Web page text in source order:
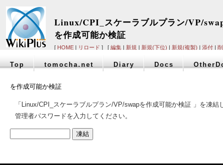
Linux/CPI_スケーラブルプラン/VP/
を作成可能か検証
[ HOME | リロード ] [ 編集 | 新規 | 新規(下位) | 新規(複製) | 添付 |
Top tomocha.net Diary Docs
を作成可能か検証
「Linux/CPI_スケーラブルプラン/VP/swapを作成可能か検証 」を凍結
管理者パスワードを入力してください。